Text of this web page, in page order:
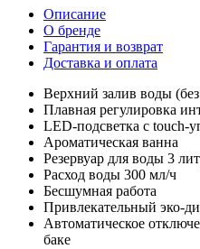
Описание
О бренде
Гарантия и возврат
Доставка и оплата
Верхний залив воды
Плавная регулировка
LED-подсветка с touch-
Ароматическая ванна
Резервуар для воды 3
Расход воды 300 мл/ч
Бесшумная работа
Привлекательный эко-
Автоматическое
баке